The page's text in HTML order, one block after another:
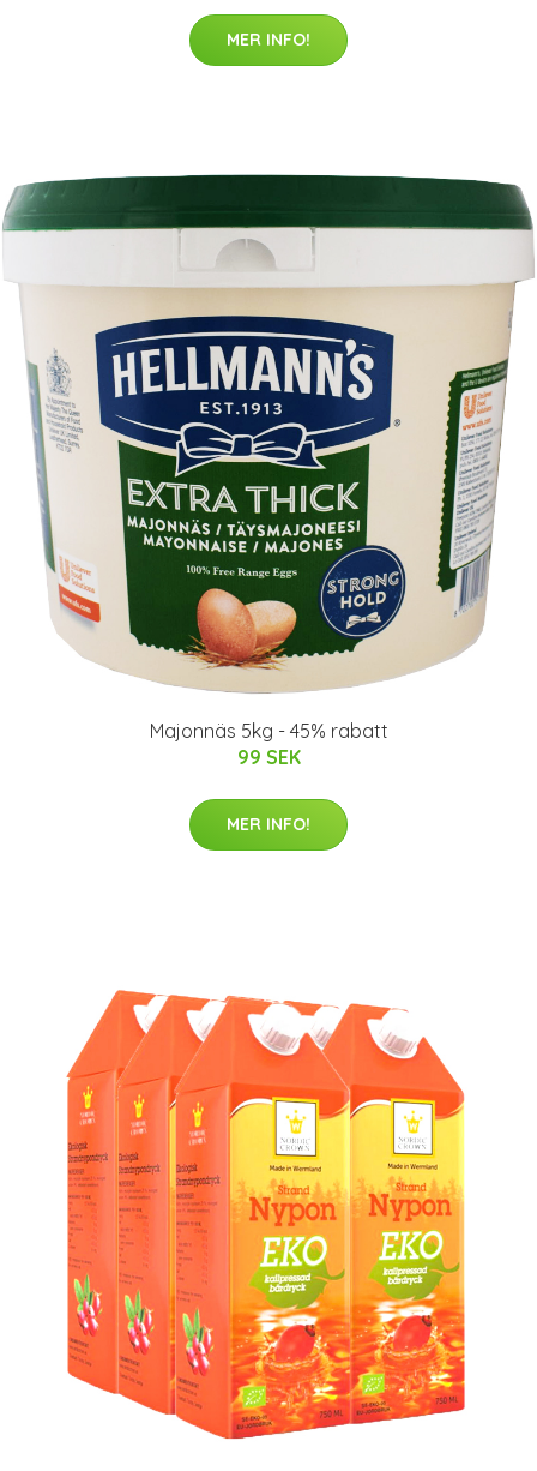
MER INFO!
Majonnäs 5kg - 45% rabatt
99 SEK
MER INFO!